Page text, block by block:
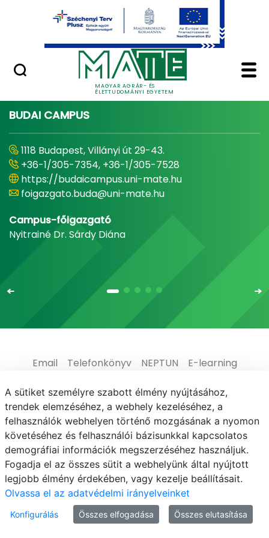
Ugrás a fő tartalomhoz
MAGYAR AGRÁR- ÉS
ÉLETTUDOMÁNYI EGYETEM
Minőségügy
Home - Magyar
BUDAI CAMPUS
1118 Budapest, Villányi út 29-43.
+36-1/305-7354, +36-1/305-7528
https://budaicampus.uni-mate.hu
foigazgato.buda@uni-mate.hu
Campus-főigazgató
Nyitrainé Dr. Sárdy Diána
Email Telefonkönyv NEPTUN
E-learning
Médiaközpont
Informatikai Igazgatóság
Adatvédelem
© MATE 2021
A sütiket személyre szabott élmény nyújtásához,
trendek elemzéséhez, a webhely kezeléséhez, a
felhasználók webhelyen történő mozgásának a nyomon
követéséhez és felhasználói bázisunkkal kapcsolatos
demográfiai információk megszerzéséhez használjuk.
Fogadja el az összes sütit a webhelyünk által nyújtott
legjobb élmény érdekében, vagy kezelje beállításait.
Olvassa el az adatvédelmi irányelveinket
Konfigurálás Összes elfogadása Összes elutasítása